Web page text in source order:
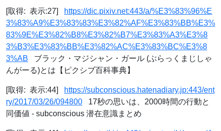
[取得: 表示:27]
https://dic.pixiv.net:443/a/%E3%83%96%E
3%83%A9%E3%83%83%E3%82%AF%E3%83%BB%E3%
83%9E%E3%82%B8%E3%82%B7%E3%83%A3%E3%8
3%B3%E3%83%BB%E3%82%AC%E3%83%BC%E3%8
3%AB ブラック・マジシャン・ガール (ぶらっくまじしゃ
んがーる)とは【ピクシブ百科事典】
[取得: 表示:44]
https://subconscious.hatenadiary.jp:443/ent
ry/2017/03/26/094800 17秒の思いは、2000時間の行動と
同価値 - subconscious 潜在意識まとめ